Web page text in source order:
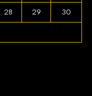
28 29
30